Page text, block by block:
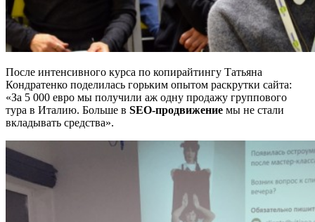
После интенсивного курса по копирайтингу Татьяна
Кондратенко поделилась горьким опытом раскрутки сайта:
«За 5 000 евро мы получили аж одну продажу группового
тура в Италию. Больше в SEO-продвижение мы не стали
вкладывать средства».